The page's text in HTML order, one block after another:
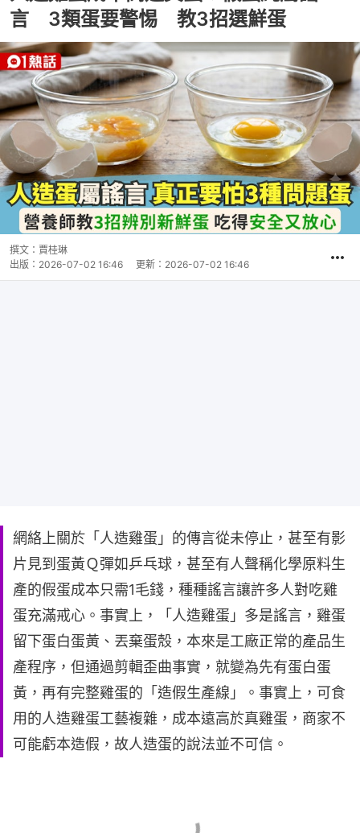
言 3類蛋要警惕 教3招選鮮蛋
撰文： 賈桂琳
出版： 2026-07-02 16:46 更新： 2026-07-02 16:46
網絡上關於「人造雞蛋」的傳言從未停止，甚至有影
片見到蛋黃Ｑ彈如乒乓球，甚至有人聲稱化學原料生
產的假蛋成本只需1毛錢，種種謠言讓許多人對吃雞
蛋充滿戒心。事實上，「人造雞蛋」多是謠言，雞蛋
留下蛋白蛋黃、丟棄蛋殼，本來是工廠正常的產品生
產程序，但通過剪輯歪曲事實，就變為先有蛋白蛋
黃，再有完整雞蛋的「造假生產線」。事實上，可食
用的人造雞蛋工藝複雜，成本遠高於真雞蛋，商家不
可能虧本造假，故人造蛋的說法並不可信。